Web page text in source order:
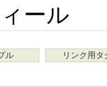
ール
ル リンク用タ